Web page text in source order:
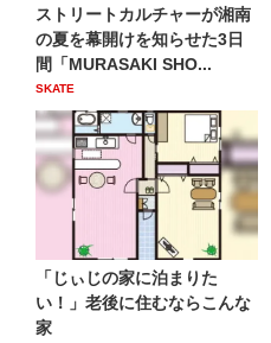
ストリートカルチャーが湘南
の夏を幕開けを知らせた3日
間「MURASAKI SHO...
SKATE
「じぃじの家に泊まりた
い！」老後に住むならこんな
家